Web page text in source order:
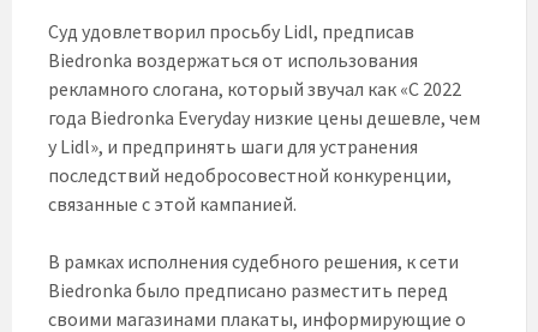
Суд удовлетворил просьбу Lidl, предписав
Biedronka воздержаться от использования
рекламного слогана, который звучал как «С 2022
года Biedronka Everyday низкие цены дешевле, чем
у Lidl», и предпринять шаги для устранения
последствий недобросовестной конкуренции,
связанные с этой кампанией.
В рамках исполнения судебного решения, к сети
Biedronka было предписано разместить перед
своими магазинами плакаты, информирующие о